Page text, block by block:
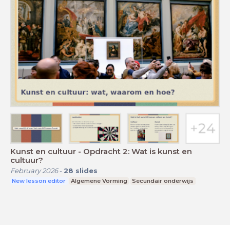
Kunst en cultuur - Opdracht 2: Wat is kunst en
cultuur?
February 2026- 28 slides
New lesson editor Algemene Vorming Secundair onderwijs